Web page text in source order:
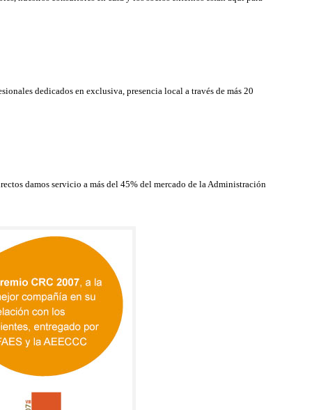
dedicados en exclusiva, presencia local a través de más 20
damos servicio a más del 45% del mercado de la Administración